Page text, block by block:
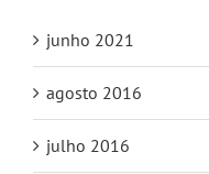
junho 2021
agosto 2016
julho 2016